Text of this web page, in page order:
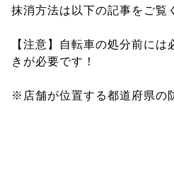
抹消方法は以下の記事をご覧
【注意】自転車の処分前に
きが必要です！
※店舗が位置する都道府県の